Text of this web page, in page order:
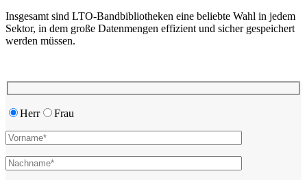
Insgesamt sind LTO-Bandbibliotheken eine beliebte Wahl in jedem
Sektor, in dem große Datenmengen effizient und sicher gespeichert
werden müssen.
Herr Frau